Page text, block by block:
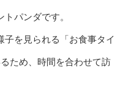
パンダです。
子を見られる「お食事タイ
ため、時間を合わせて訪